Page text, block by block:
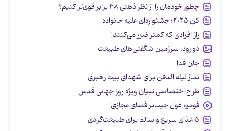
چطور خودمان را از نظر ذهنی ۳۸ برابر قوی‌تر کنیم؟
کن ۲۰۲۵؛ جشنواره‌ای علیه خانواده
راز افرادی که کمتر ضرر می‌کنند!
دورود، سرزمین شگفتی‌های طبیعت
جان فدا
نماز لیله الدفن برای شهدای بیت رهبری
طرح اختصاصی تبیان ویژه روز جهانی قدس
فومو؛ غول جیب‌بر فضای مجازی!
۵ غذای سریع و سالم برای طبیعت‌گردی